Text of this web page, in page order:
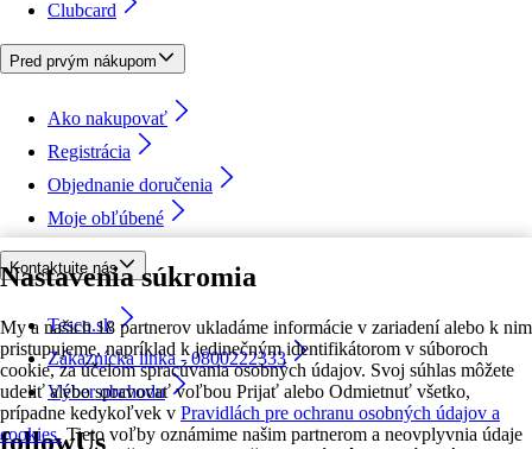
Nastavenia súkromia
My a našich 18 partnerov ukladáme informácie v zariadení alebo k nim
pristupujeme, napríklad k jedinečným identifikátorom v súboroch
cookie, za účelom spracúvania osobných údajov. Svoj súhlas môžete
udeliť alebo spravovať voľbou Prijať alebo Odmietnuť všetko,
prípadne kedykoľvek v Pravidlách pre ochranu osobných údajov a
cookies. Tieto voľby oznámime našim partnerom a neovplyvnia údaje
Clubcard
Pred prvým nákupom
Ako nakupovať
Registrácia
Objednanie doručenia
Moje obľúbené
Kontaktujte nás
Tesco.sk
Zákaznícka linka - 0800222333
Výber obchodu
followUs